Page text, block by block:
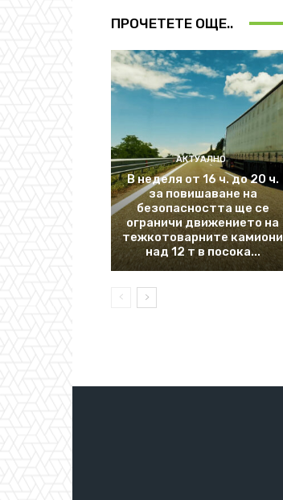
ПРОЧЕТЕТЕ ОЩЕ..
АКТУАЛНО
В неделя от 16 ч. до 20 ч.
за повишаване на
безопасността ще се
ограничи движението на
тежкотоварните камиони
над 12 т в посока...